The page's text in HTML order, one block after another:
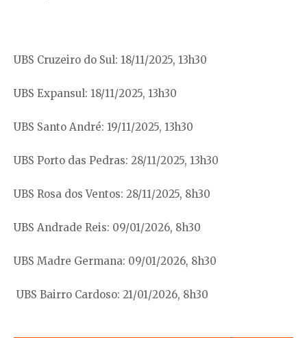
UBS Cruzeiro do Sul: 18/11/2025, 13h30
UBS Expansul: 18/11/2025, 13h30
UBS Santo André: 19/11/2025, 13h30
UBS Porto das Pedras: 28/11/2025, 13h30
UBS Rosa dos Ventos: 28/11/2025, 8h30
UBS Andrade Reis: 09/01/2026, 8h30
UBS Madre Germana: 09/01/2026, 8h30
UBS Bairro Cardoso: 21/01/2026, 8h30